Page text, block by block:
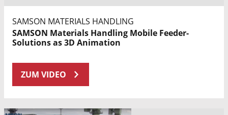
SAMSON MATERIALS HANDLING
SAMSON Materials Handling Mobile Feeder-
Solutions as 3D Animation
ZUM VIDEO